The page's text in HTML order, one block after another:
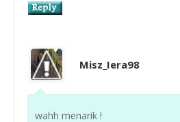
Misz_Iera98
wahh menarik !